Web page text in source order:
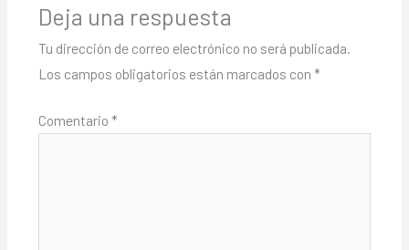
Deja una respuesta
Tu dirección de correo electrónico no será publicada.
Los campos obligatorios están marcados con *
Comentario *